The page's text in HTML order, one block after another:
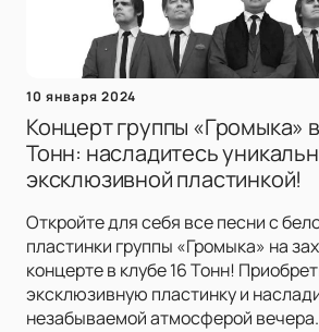
10 января 2024
Концерт группы «Громыка»
Тонн: насладитесь
эксклюзивной пластинкой!
Откройте для себя все песни с
пластинки группы «Громыка» на
концерте в клубе 16 Тонн!
эксклюзивную пластинку и
незабываемой атмосферой вечера.